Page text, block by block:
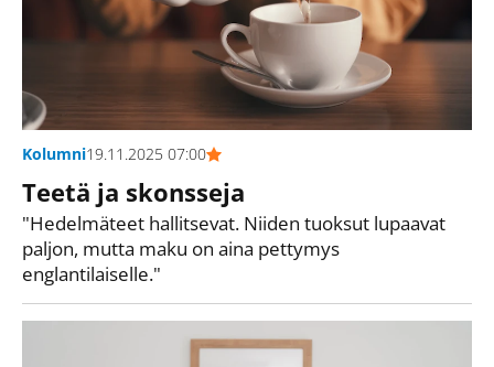
Kolumni19.11.2025 07:00
Teetä ja skonsseja
"Hedelmäteet hallitsevat. Niiden tuoksut lupaavat
paljon, mutta maku on aina pettymys
englantilaiselle."